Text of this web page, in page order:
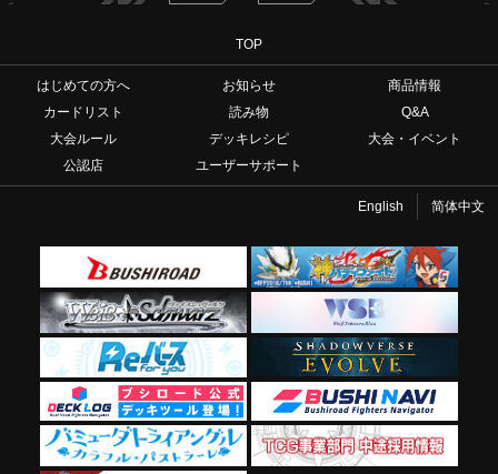
TOP
はじめての方へ お知らせ
商品情報
カードリスト
読み物
Q&A
大会ルール
デッキレシピ
大会・イベント
公認店
ユーザーサポート
English 简体中文